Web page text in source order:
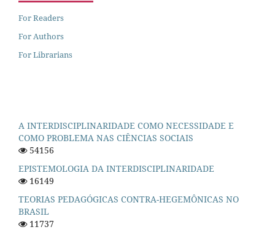
For Readers
For Authors
For Librarians
A INTERDISCIPLINARIDADE COMO NECESSIDADE E
COMO PROBLEMA NAS CIÊNCIAS SOCIAIS
54156
EPISTEMOLOGIA DA INTERDISCIPLINARIDADE
16149
TEORIAS PEDAGÓGICAS CONTRA-HEGEMÔNICAS NO
BRASIL
11737